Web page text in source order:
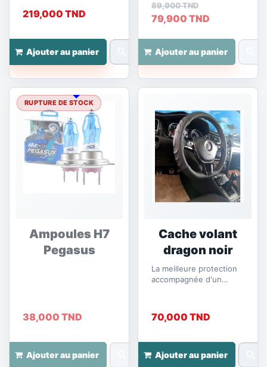
219,000 TND
Ajouter au panier
89,900 TND
79,900 TND
Ajouter au panier
Ampoules H7
Pegasus
38,000 TND
Ajouter au panier
RUPTURE DE STOCK
Cache volant
dragon noir
La meilleure protection
accompagnée d'un
70,000 TND
Ajouter au panier